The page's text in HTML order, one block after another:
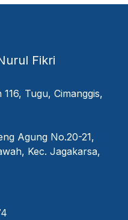
Fikri
Tugu, Cimanggis,
Agung No.20-21,
Kec. Jagakarsa,